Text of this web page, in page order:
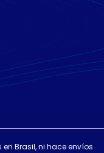
Brasil, ni hace envíos